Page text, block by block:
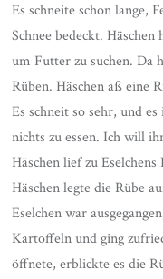
Es schneite schon lange,
Schnee bedeckt.
um Futter zu suchen. Da
Rüben. Häschen aß eine
Es schneit so sehr, und
nichts zu essen. Ich will
Häschen lief zu Eselchens
Häschen legte die Rübe
Eselchen war
Kartoffeln und ging
öffnete, erblickte es die